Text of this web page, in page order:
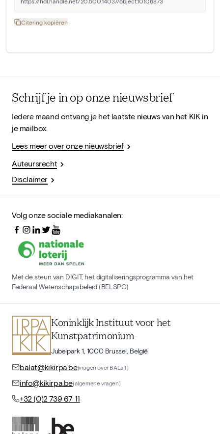
Citering kopiëren
Schrijf je in op onze nieuwsbrief
Iedere maand ontvang je het laatste nieuws van het KIK in
je mailbox.
Lees meer over onze nieuwsbrief
Auteursrecht
Disclaimer
Volg onze sociale mediakanalen:
Met de steun van DIGIT, het digitaliseringsprogramma van het
Federaal Wetenschapsbeleid (BELSPO)
Koninklijk Instituut voor het
Kunstpatrimonium
Jubelpark 1, 1000 Brussel, België
balat@kikirpa.be(vragen over BALaT)
info@kikirpa.be(algemene vragen)
+32 (0)2 739 67 11